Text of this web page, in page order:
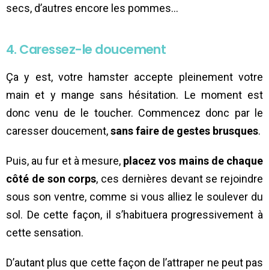
secs, d’autres encore les pommes…
4. Caressez-le doucement
Ça y est, votre hamster accepte pleinement votre
main et y mange sans hésitation. Le moment est
donc venu de le toucher. Commencez donc par le
caresser doucement,sans faire de gestes brusques.
Puis, au fur et à mesure, placez vos mains de chaque
côté de son corps, ces dernières devant se rejoindre
sous son ventre, comme si vous alliez le soulever du
sol. De cette façon, il s’habituera progressivement à
cette sensation.
D’autant plus que cette façon de l’attraper ne peut pas